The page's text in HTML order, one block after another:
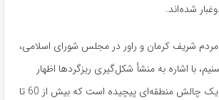
شده‌اند.
مردم شریف کرمان و راور در مجلس شورای اسلامی،
با اشاره به منشأ شکل‌گیری ریزگردها اظهار
داشت: پدیده ریزگردها یک چالش منطقه‌ای پیچیده است که بیش از 60 تا